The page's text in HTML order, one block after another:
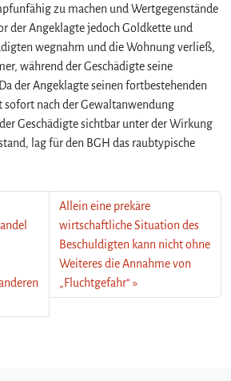
zu machen und Wertgegenstände
der Angeklagte jedoch Goldkette und
wegnahm und die Wohnung verließ,
während der Geschädigte seine
der Angeklagte seinen fortbestehenden
sofort nach der Gewaltanwendung
Geschädigte sichtbar unter der Wirkung
lag für den BGH das raubtypische
Allein eine prekäre
wirtschaftliche Situation des
Beschuldigten kann nicht ohne
Weiteres die Annahme von
„Fluchtgefahr“